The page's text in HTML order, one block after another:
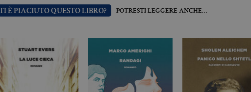
TI È PIACIUTO QUESTO LIBRO? POTRESTI LEGGERE ANCHE…ogni richiesta di pagina
univoco per ogni pagina
_gat_UA-96327731-1
.bollatiboringhieri.it
Si tratta di un cookie di
l'elemento pattern sul
dell'account o del sito
viene utilizzato per
alto volume di traffico.